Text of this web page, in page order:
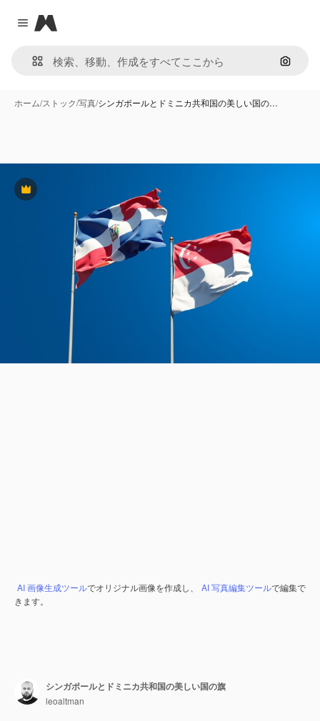
Close menu
Magnific
画像で
ホーム/ストック/写真/シンガポールとドミニカ共和国の美しい国の…
Premium
AI 画像生成ツールでオリジナル画像を作成し、 AI 写真編集ツールで編集で
きます。
シンガポールとドミニカ共和国の美しい国の旗
leoaltman